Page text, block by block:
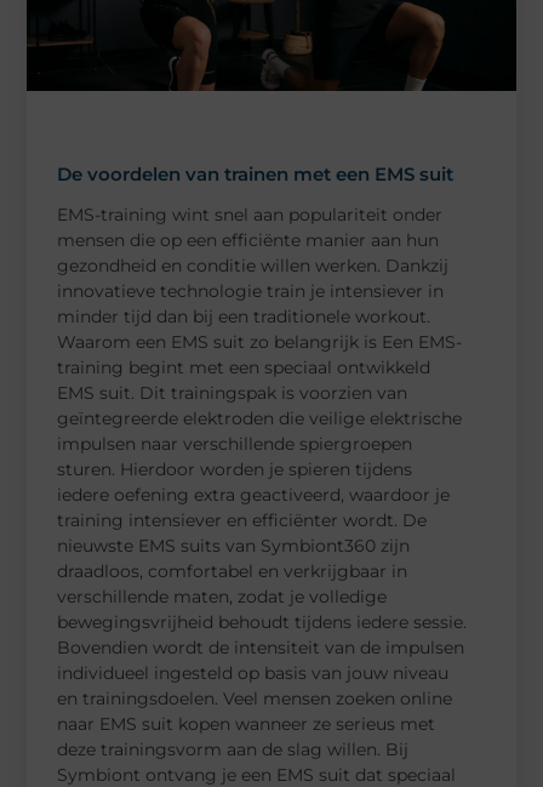
De voordelen van trainen met een EMS suit
EMS-training wint snel aan populariteit onder
mensen die op een efficiënte manier aan hun
gezondheid en conditie willen werken. Dankzij
innovatieve technologie train je intensiever in
minder tijd dan bij een traditionele workout.
Waarom een EMS suit zo belangrijk is Een EMS-
training begint met een speciaal ontwikkeld
EMS suit. Dit trainingspak is voorzien van
geïntegreerde elektroden die veilige elektrische
impulsen naar verschillende spiergroepen
sturen. Hierdoor worden je spieren tijdens
iedere oefening extra geactiveerd, waardoor je
training intensiever en efficiënter wordt. De
nieuwste EMS suits van Symbiont360 zijn
draadloos, comfortabel en verkrijgbaar in
verschillende maten, zodat je volledige
bewegingsvrijheid behoudt tijdens iedere sessie.
Bovendien wordt de intensiteit van de impulsen
individueel ingesteld op basis van jouw niveau
en trainingsdoelen. Veel mensen zoeken online
naar EMS suit kopen wanneer ze serieus met
deze trainingsvorm aan de slag willen. Bij
Symbiont ontvang je een EMS suit dat speciaal